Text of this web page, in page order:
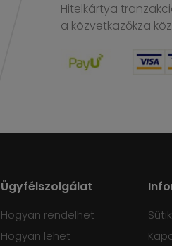
Hitelkártya
a közvetkazőkza
Ügyfélszolgálat
Hogyan rendelhet
Hogyan lehet